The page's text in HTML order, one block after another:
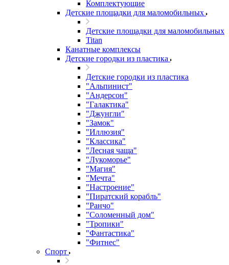
Комплектующие
Детские площадки для маломобильных
Детские площадки для маломобильных
Titan
Канатные комплексы
Детские городки из пластика
Детские городки из пластика
"Альпинист"
"Андерсон"
"Галактика"
"Джунгли"
"Замок"
"Иллюзия"
"Классика"
"Лесная чаща"
"Лукоморье"
"Магия"
"Мечта"
"Настроение"
"Пиратский корабль"
"Ранчо"
"Соломенный дом"
"Тропики"
"Фантастика"
"Фитнес"
Спорт